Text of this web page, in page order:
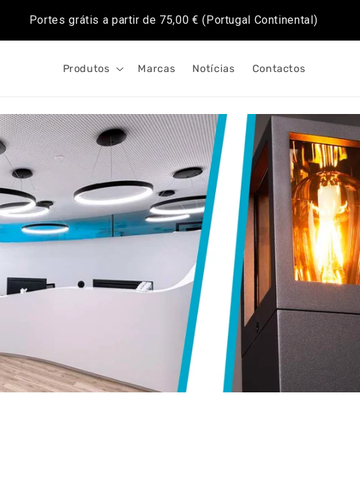
Portes grátis a partir de 75,00 € (Portugal Continental)
Produtos Marcas Notícias Contactos